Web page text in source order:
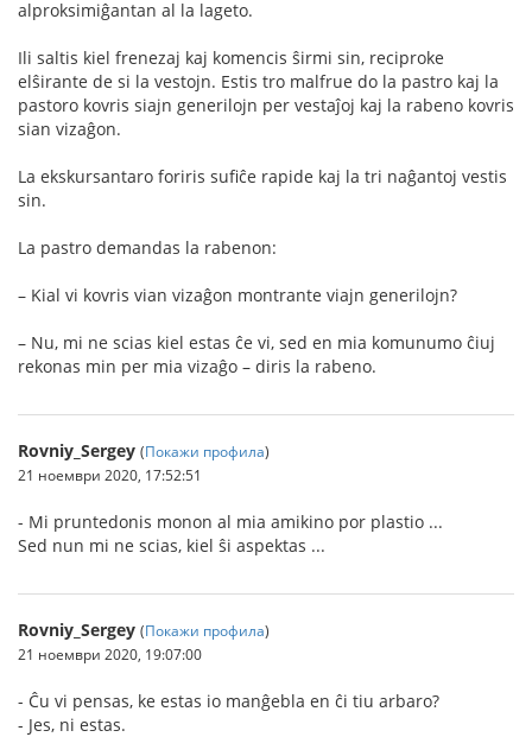
alproksimiĝantan al la lageto.
Ili saltis kiel frenezaj kaj komencis ŝirmi sin, reciproke
elŝirante de si la vestojn. Estis tro malfrue do la pastro kaj la
pastoro kovris siajn generilojn per vestaĵoj kaj la rabeno kovris
sian vizaĝon.
La ekskursantaro foriris sufiĉe rapide kaj la tri naĝantoj vestis
sin.
La pastro demandas la rabenon:
– Kial vi kovris vian vizaĝon montrante viajn generilojn?
– Nu, mi ne scias kiel estas ĉe vi, sed en mia komunumo ĉiuj
rekonas min per mia vizaĝo – diris la rabeno.
Rovniy_Sergey (Покажи профила)
21 ноември 2020, 17:52:51
- Mi pruntedonis monon al mia amikino por plastio ...
Sed nun mi ne scias, kiel ŝi aspektas ...
Rovniy_Sergey (Покажи профила)
21 ноември 2020, 19:07:00
- Ĉu vi pensas, ke estas io manĝebla en ĉi tiu arbaro?
- Jes, ni estas.